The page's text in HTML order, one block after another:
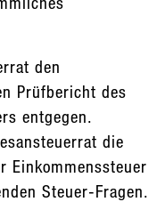
den
Prüfbericht des
entgegen.
die
Einkommenssteuer
Steuer-Fragen.